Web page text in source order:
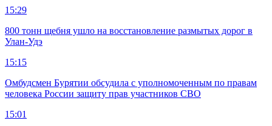
15:29
800 тонн щебня ушло на восстановление размытых дорог в
Улан-Удэ
15:15
Омбудсмен Бурятии обсудила с уполномоченным по правам
человека России защиту прав участников СВО
15:01